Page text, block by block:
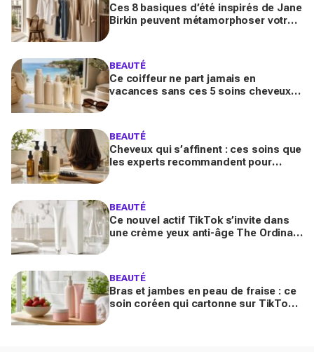
Ces 8 basiques d’été inspirés de Jane
Birkin peuvent métamorphoser votre
BEAUTÉ
Ce coiffeur ne part jamais en
vacances sans ces 5 soins cheveux :
BEAUTÉ
Cheveux qui s’affinent : ces soins que
les experts recommandent pour
BEAUTÉ
Ce nouvel actif TikTok s’invite dans
une crème yeux anti-âge The Ordinary
BEAUTÉ
Bras et jambes en peau de fraise : ce
soin coréen qui cartonne sur TikTok